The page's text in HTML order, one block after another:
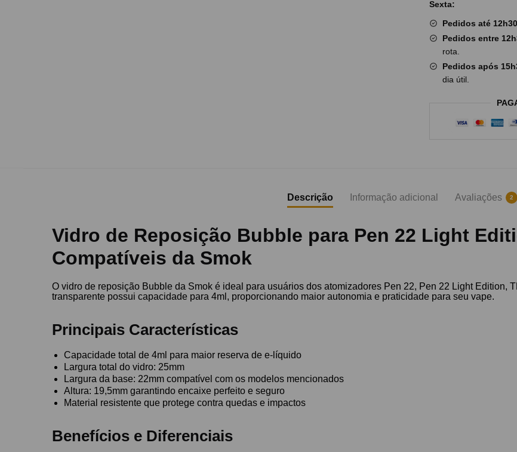
Sexta:
Pedidos até
Pedidos entre
rota.
Pedidos após
dia útil.
Descrição Informação adicional Avaliações 2
Vidro de Reposição Bubble para Pen 22 Light
Compatíveis da Smok
O vidro de reposição Bubble da Smok é ideal para usuários dos atomizadores Pen 22, Pen 22 Light Edition,
transparente possui capacidade para 4ml, proporcionando maior autonomia e praticidade para seu vape.
Principais Características
Capacidade total de 4ml para maior reserva de e-líquido
Largura total do vidro: 25mm
Largura da base: 22mm compatível com os modelos mencionados
Altura: 19,5mm garantindo encaixe perfeito e seguro
Material resistente que protege contra quedas e impactos
Benefícios e Diferenciais